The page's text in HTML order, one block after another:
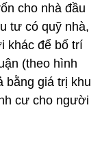
cho nhà đầu
tư có quỹ nhà,
khác để bố trí
(theo hình
bằng giá trị khu
cư cho người